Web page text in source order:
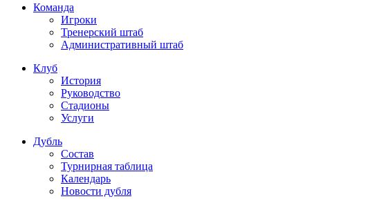
Команда
Игроки
Тренерский штаб
Административный штаб
Клуб
История
Руководство
Стадионы
Услуги
Дубль
Состав
Турнирная таблица
Календарь
Новости дубля